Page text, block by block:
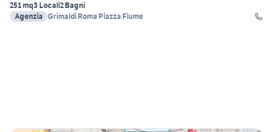
251 mq3 Locali2 Bagni
Agenzia Grimaldi Roma Piazza Fiume